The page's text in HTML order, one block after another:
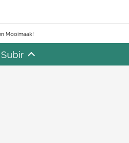
Mooimaak!
Subir